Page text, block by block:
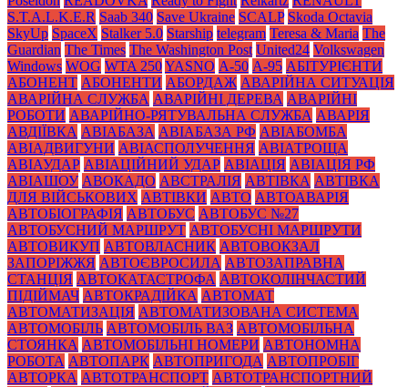
S.T.A.L.K.E.R Saab 340 Save Ukraine SCALP Skoda Octavia
SkyUp SpaceX Stalker 5.0 Starship telegram Teresa & Maria The
Guardian The Times The Washington Post United24 Volkswagen
Windows WOG WTA 250YASNO А-50 А-95 АБІТУРІЄНТИ
АБОНЕНТ АБОНЕНТИ АБОРДАЖ АВАРІЙНА СИТУАЦІЯ
АВАРІЙНА СЛУЖБА АВАРІЙНІ ДЕРЕВА АВАРІЙНІ
РОБОТИ АВАРІЙНО-РЯТУВАЛЬНА СЛУЖБА АВАРІЯ
АВДІЇВКА АВІАБАЗА АВІАБАЗА РФ АВІАБОМБА
АВІАДВИГУНИ АВІАСПОЛУЧЕННЯ АВІАТРОЩА
АВІАУДАР АВІАЦІЙНИЙ УДАР АВІАЦІЯ АВІАЦІЯ РФ
АВІАШОУ АВОКАДО АВСТРАЛІЯ АВТІВКА АВТІВКА
ДЛЯ ВІЙСЬКОВИХ АВТІВКИ АВТО АВТОАВАРІЯ
АВТОБІОГРАФІЯ АВТОБУС АВТОБУС №27
АВТОБУСНИЙ МАРШРУТ АВТОБУСНІ МАРШРУТИ
АВТОВИКУП АВТОВЛАСНИК АВТОВОКЗАЛ
ЗАПОРІЖЖЯ АВТОЄВРОСИЛА АВТОЗАПРАВНА
СТАНЦІЯ АВТОКАТАСТРОФА АВТОКОЛІНЧАСТИЙ
ПІДІЙМАЧ АВТОКРАДІЙКА АВТОМАТ
АВТОМАТИЗАЦІЯ АВТОМАТИЗОВАНА СИСТЕМА
АВТОМОБІЛЬ АВТОМОБІЛЬ ВАЗ АВТОМОБІЛЬНА
СТОЯНКА АВТОМОБІЛЬНІ НОМЕРИ АВТОНОМНА
РОБОТА АВТОПАРК АВТОПРИГОДА АВТОПРОБІГ
АВТОРКА АВТОТРАНСПОРТ АВТОТРАНСПОРТНИЙ